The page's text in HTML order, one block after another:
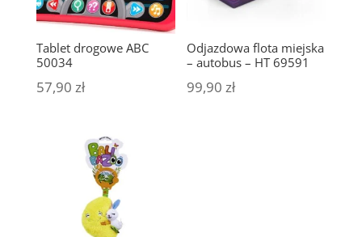
Tablet drogowe ABC
50034
57,90 zł
Odjazdowa flota miejska
– autobus – HT 69591
99,90zł